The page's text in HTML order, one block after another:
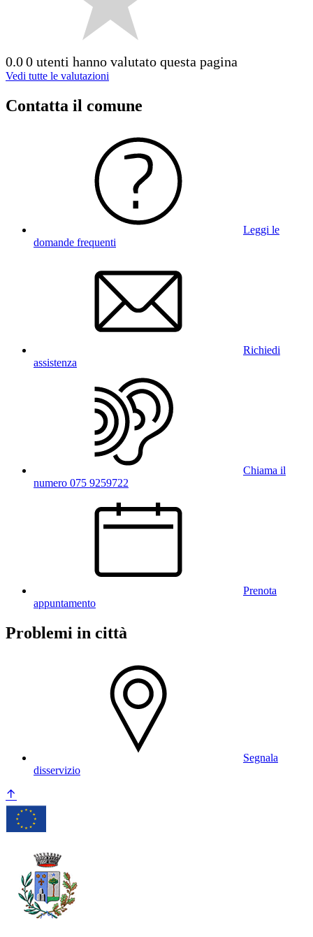
0.00 utenti hanno valutato questa pagina
Vedi tutte le valutazioni
Contatta il comune
Leggi le
domande frequenti
Richiedi
assistenza
Chiama il
numero 075 9259722
Prenota
appuntamento
Problemi in città
Segnala
disservizio